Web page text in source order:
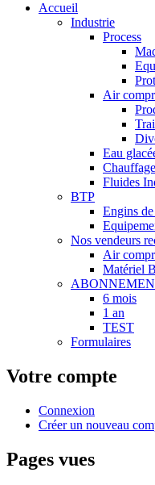
Accueil
Industrie
Process
Air
Eau
Chauffage
Fluides
BTP
Engins
Nos vendeurs
Air
Matériel
6 mois
1 an
TEST
Formulaires
Votre compte
Connexion
Créer un nouveau
Pages vues